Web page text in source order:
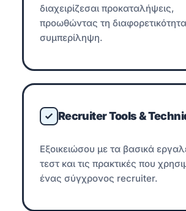
διαχειρίζεσαι προκαταλήψεις,
προωθώντας τη διαφορετικότητα
συμπερίληψη.
Recruiter Tools &
Εξοικειώσου με τα βασικά
τεστ και τις πρακτικές που
ένας σύγχρονος recruiter.